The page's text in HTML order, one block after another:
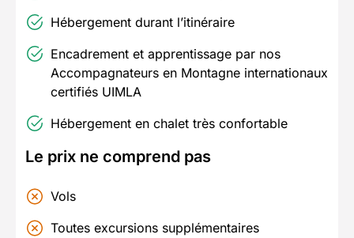
Hébergement durant l’itinéraire
Encadrement et apprentissage par nos
Accompagnateurs en Montagne internationaux
certifiés UIMLA
Hébergement en chalet très confortable
Le prix ne comprend pas
Vols
Toutes excursions supplémentaires